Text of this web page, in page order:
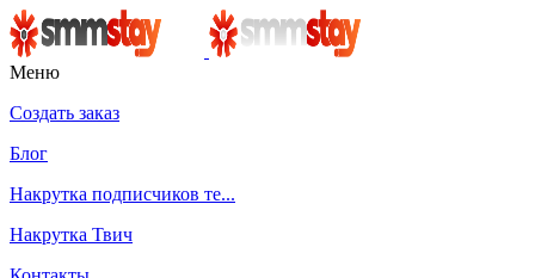
Меню
Создать заказ
Блог
Накрутка подписчиков те...
Накрутка Твич